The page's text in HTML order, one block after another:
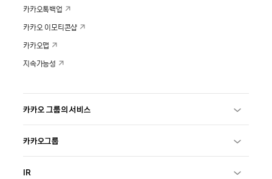
카카오톡백업
카카오 이모티콘샵
카카오맵
지속가능성
카카오 그룹의 서비스
카카오그룹
IR